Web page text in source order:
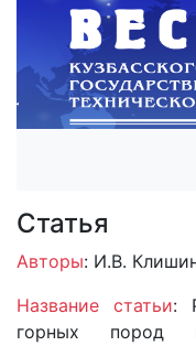
Статья
Авторы: И.В.
Название статьи:
горных пород